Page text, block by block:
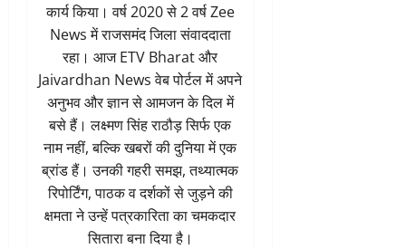
कार्य किया। वर्ष 2020 से 2 वर्ष Zee
News में राजसमंद जिला संवाददाता
रहा। आज ETV Bharat और
Jaivardhan News वेब पोर्टल में अपने
अनुभव और ज्ञान से आमजन के दिल में
बसे हैं। लक्ष्मण सिंह राठौड़ सिर्फ एक
नाम नहीं, बल्कि खबरों की दुनिया में एक
ब्रांड हैं। उनकी गहरी समझ, तथ्यात्मक
रिपोर्टिंग, पाठक व दर्शकों से जुड़ने की
क्षमता ने उन्हें पत्रकारिता का चमकदार
सितारा बना दिया है।